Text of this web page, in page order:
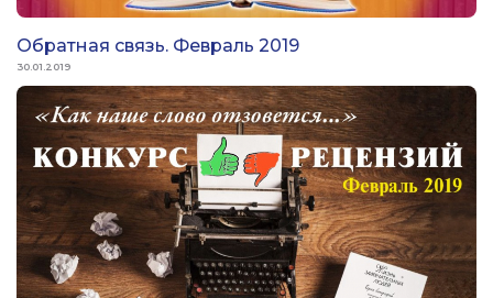
Обратная связь. Февраль 2019
30.01.2019